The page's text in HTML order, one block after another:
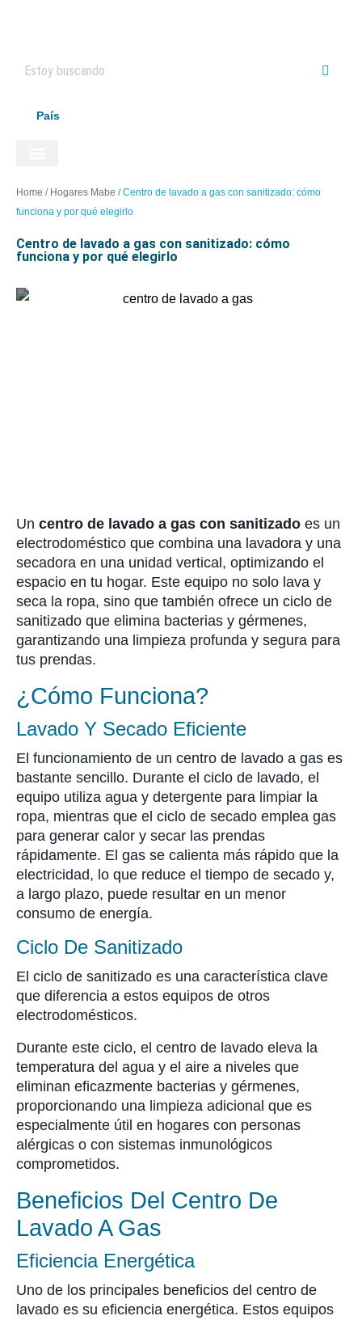
País
Home / Hogares Mabe /Centro de lavado a gas con sanitizado: cómo
funciona y por qué elegirlo
centro de lavado a gas con sanitizado: cómo
funciona y por qué elegirlo
Un centro de lavado a gas con sanitizado es un
electrodoméstico que combina una lavadora y una
secadora en una unidad vertical, optimizando el
espacio en tu hogar. Este equipo no solo lava y
seca la ropa, sino que también ofrece un ciclo de
sanitizado que elimina bacterias y gérmenes,
garantizando una limpieza profunda y segura para
tus prendas.
¿Cómo Funciona?
Lavado Y Secado Eficiente
El funcionamiento de un centro de lavado a gas es
bastante sencillo. Durante el ciclo de lavado, el
equipo utiliza agua y detergente para limpiar la
ropa, mientras que el ciclo de secado emplea gas
para generar calor y secar las prendas
rápidamente. El gas se calienta más rápido que la
electricidad, lo que reduce el tiempo de secado y,
a largo plazo, puede resultar en un menor
consumo de energía.
Ciclo De Sanitizado
El ciclo de sanitizado es una característica clave
que diferencia a estos equipos de otros
electrodomésticos.
Durante este ciclo, el centro de lavado eleva la
temperatura del agua y el aire a niveles que
eliminan eficazmente bacterias y gérmenes,
proporcionando una limpieza adicional que es
especialmente útil en hogares con personas
alérgicas o con sistemas inmunológicos
comprometidos.
Beneficios Del Centro De
Lavado A Gas
Eficiencia Energética
Uno de los principales beneficios del centro de
lavado es su eficiencia energética. Estos equipos